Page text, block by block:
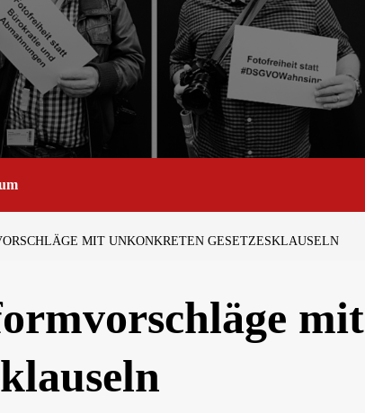
MIT UNKONKRETEN GESETZESKLAUSELN
mit